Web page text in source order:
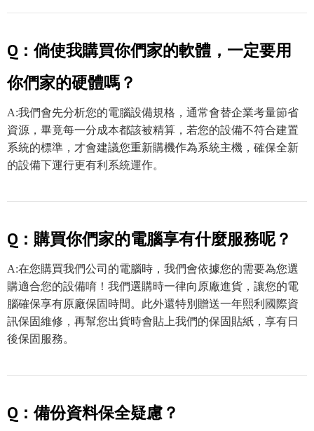
Q：倘使我購買你們家的軟體，一定要用
你們家的硬體嗎？
A:我們會先分析您的電腦設備規格，通常會替企業考量節省
資源，畢竟每一分成本都該被精算，若您的設備不符合建置
系統的標準，才會建議您重新購機作為系統主機，確保全新
的設備下運行更有利系統運作。
Q：購買你們家的電腦享有什麼服務呢？
A:在您購買我們公司的電腦時，我們會依據您的需要為您選
購適合您的設備唷！我們選購時一律向原廠進貨，讓您的電
腦確保享有原廠保固時間。此外還特別贈送一年熙利國際資
訊保固維修，再幫您出貨時會貼上我們的保固貼紙，享有日
後保固服務。
Q：備份資料保全疑慮？